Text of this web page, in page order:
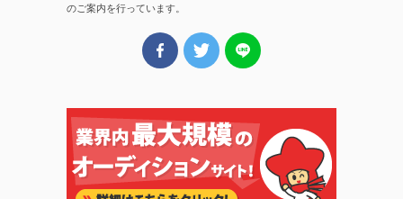
のご案内を行っています。